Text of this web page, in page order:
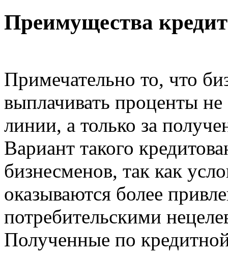
Преимущества
Примечательно то, что
выплачивать проценты
линии, а только за
Вариант такого
бизнесменов, так как
оказываются более
потребительскими
Полученные по